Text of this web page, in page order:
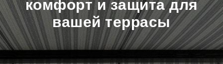
комфорт и защита для
вашей террасы